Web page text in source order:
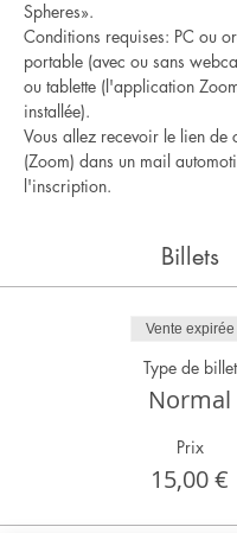
Spheres».
Conditions requises: PC ou
portable (avec ou sans
ou tablette (l'application
installée).
Vous allez recevoir le lien de
(Zoom) dans un mail
l'inscription.
Billets
Vente expirée
Type de billet
Normal
Prix
15,00 €